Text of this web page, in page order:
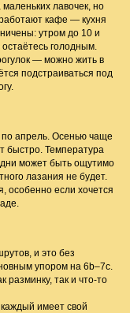
лавочек, но
кафе — кухня
утром до 10 и
голодным.
— можно жить в
подстраиваться под
апрель. Осенью чаще
быстро. Температура
дни может быть ощутимо
лазания не будет.
особенно если хочется
и это без
упором на 6b–7c.
разминку, так и что-то
имеет свой